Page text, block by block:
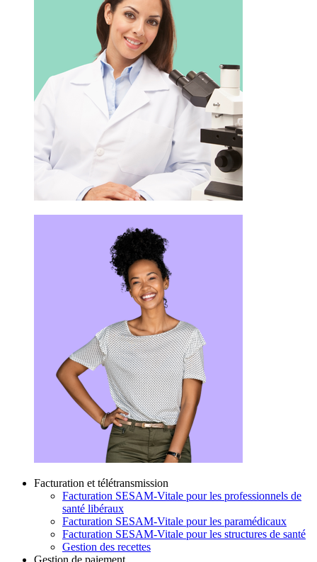
Facturation et télétransmission
Facturation SESAM-Vitale pour les professionnels de
santé libéraux
Facturation SESAM-Vitale pour les paramédicaux
Facturation SESAM-Vitale pour les structures de santé
Gestion des recettes
Gestion de paiement